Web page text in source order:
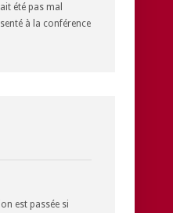
été pas mal
à la conférence
est passée si